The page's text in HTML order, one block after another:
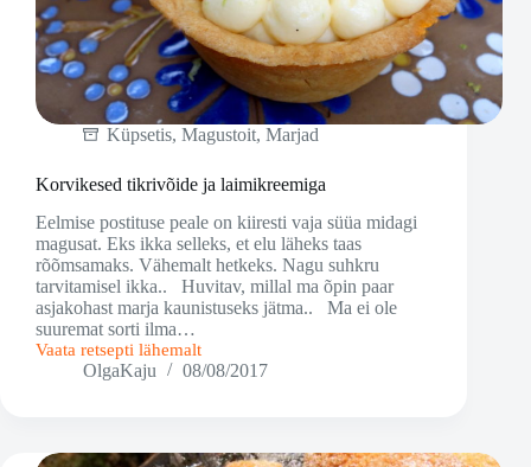
Küpsetis, Magustoit, Marjad
Korvikesed tikrivõide ja laimikreemiga
Eelmise postituse peale on kiiresti vaja süüa midagi
magusat. Eks ikka selleks, et elu läheks taas
rõõmsamaks. Vähemalt hetkeks. Nagu suhkru
tarvitamisel ikka.. Huvitav, millal ma õpin paar
asjakohast marja kaunistuseks jätma.. Ma ei ole
suuremat sorti ilma…
Vaata retsepti lähemalt
Korvikesed
tikrivõideOlgaKaju 08/08/2017